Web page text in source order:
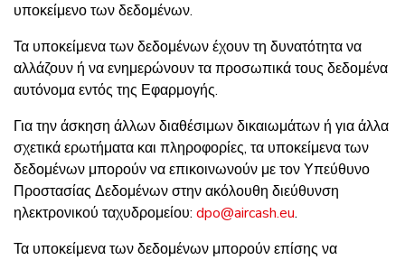
υποκείμενο των δεδομένων.
Τα υποκείμενα των δεδομένων έχουν τη δυνατότητα να
αλλάζουν ή να ενημερώνουν τα προσωπικά τους δεδομένα
αυτόνομα εντός της Εφαρμογής.
Για την άσκηση άλλων διαθέσιμων δικαιωμάτων ή για άλλα
σχετικά ερωτήματα και πληροφορίες, τα υποκείμενα των
δεδομένων μπορούν να επικοινωνούν με τον Υπεύθυνο
Προστασίας Δεδομένων στην ακόλουθη διεύθυνση
ηλεκτρονικού ταχυδρομείου: dpo@aircash.eu.
Τα υποκείμενα των δεδομένων μπορούν επίσης να